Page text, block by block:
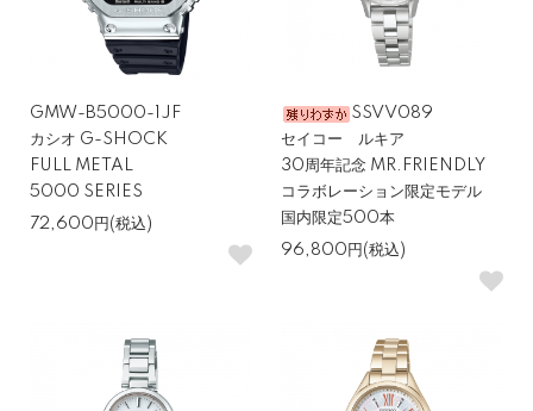
この価格帯には、シンプルなビジネス向けから、スポーティで耐久
性の高いモデル、さらに上品なレディースモデルまで、多様なカテ
ゴリーが揃っています。
たとえば、ビジネスでは落ち着いたデザインのソーラー電波、普段
使いではミニマルな3針、アクティブ用途では防水性や耐衝撃性に
優れたスポーツモデル…といったようにバリエーションも豊富で、
用途に合った時計を無理なく選べることが10万円以内の腕時計の大
長く使える品質と手軽さのバランスが良い
GMW-B5000-1JF
カシオ G-SHOCK
FULL METAL
5000 SERIES
72,600円(税込)
SSVV089
セイコー ルキア
30周年記念 MR.FRIENDLY
コラボレーション限定モデル
国内限定500本
96,800円(税込)